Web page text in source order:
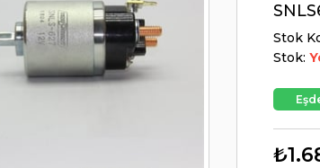
Stok
Stok: